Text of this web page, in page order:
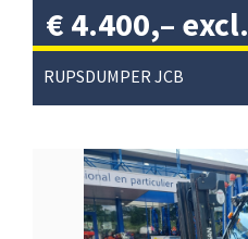
RUPSDUMPER JCB
€ 4.400,– excl.
btw/